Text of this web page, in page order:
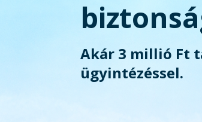
Akár 3 millió Ft
ügyintézéssel.